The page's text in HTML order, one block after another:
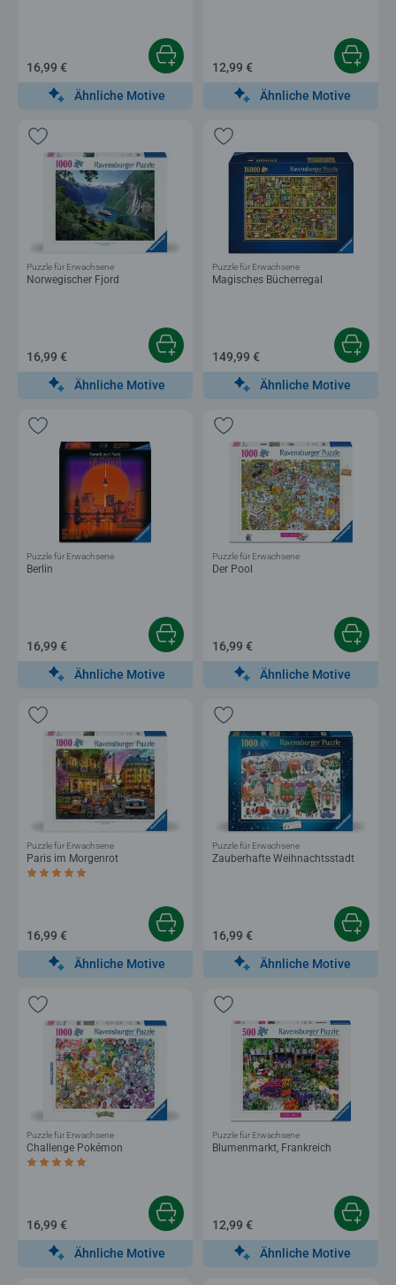
16,99 €
Ähnliche Motive
12,99 €
Ähnliche Motive
Norwegischer Fjord
Puzzle für Erwachsene
16,99 €
Ähnliche Motive
Magisches Bücherregal
Puzzle für Erwachsene
149,99 €
Ähnliche Motive
Berlin
Puzzle für Erwachsene
16,99 €
Ähnliche Motive
Der Pool
Puzzle für Erwachsene
16,99 €
Ähnliche Motive
Paris im Morgenrot
Durchschnittliche Bewertung 5,0 von 5 Sternen.
Puzzle für Erwachsene
16,99 €
Ähnliche Motive
Zauberhafte Weihnachtsstadt
Puzzle für Erwachsene
16,99 €
Ähnliche Motive
Challenge Pokémon
Durchschnittliche Bewertung 5,0 von 5 Sternen.
Puzzle für Erwachsene
16,99 €
Ähnliche Motive
Blumenmarkt, Frankreich
Puzzle für Erwachsene
12,99 €
Ähnliche Motive